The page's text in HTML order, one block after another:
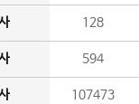
128
594
107473